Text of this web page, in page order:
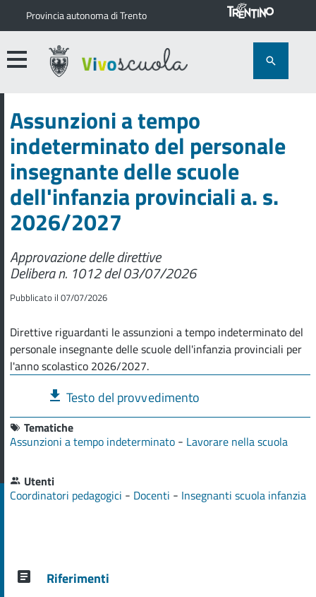
Provincia autonoma di Trento
Assunzioni a tempo
indeterminato del personale
insegnante delle scuole
dell'infanzia provinciali a. s.
2026/2027
Approvazione delle direttive
Delibera n. 1012 del 03/07/2026
Pubblicato il 07/07/2026
Direttive riguardanti le assunzioni a tempo indeterminato del
personale insegnante delle scuole dell'infanzia provinciali per
l'anno scolastico 2026/2027.
Testo del provvedimento
Tematiche
Assunzioni a tempo indeterminato - Lavorare nella scuola
Utenti
Coordinatori pedagogici - Docenti - Insegnanti scuola infanzia
Riferimenti